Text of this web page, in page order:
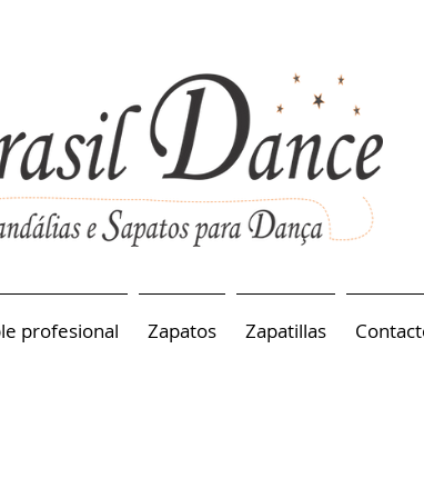
profesional Zapatos Zapatillas